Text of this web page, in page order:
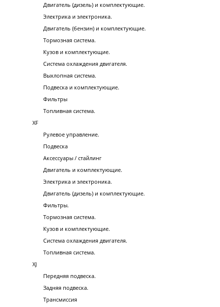
Двигатель (дизель) и комплектующие.
Электрика и электроника.
Двигатель (бензин) и комплектующие.
Тормозная система.
Кузов и комплектующие.
Система охлаждения двигателя.
Выхлопная система.
Подвеска и комплектующие.
Фильтры
Топливная система.
XF
Рулевое управление.
Подвеска
Аксессуары / стайлинг
Двигатель и комплектующие.
Электрика и электроника.
Двигатель (дизель) и комплектующие.
Фильтры.
Тормозная система.
Кузов и комплектующие.
Система охлаждения двигателя.
Топливная система.
XJ
Передняя подвеска.
Задняя подвеска.
Трансмиссия